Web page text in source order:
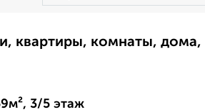
квартиры, комнаты,
3/5 этаж